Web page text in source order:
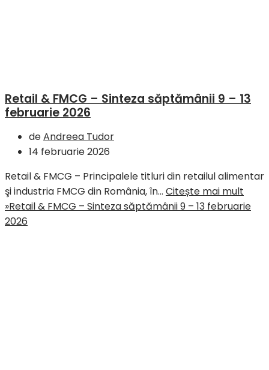
Retail & FMCG – Sinteza săptămânii 9 – 13
februarie 2026
deAndreea Tudor
14 februarie 2026
Retail & FMCG – Principalele titluri din retailul alimentar
şi industria FMCG din România, în… Citește mai mult
»Retail & FMCG – Sinteza săptămânii 9 – 13 februarie
2026